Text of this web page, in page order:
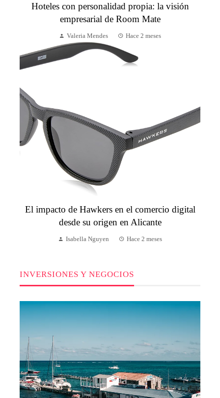
Hoteles con personalidad propia: la visión
empresarial de Room Mate
Valeria Mendes Hace 2 meses
El impacto de Hawkers en el comercio digital
desde su origen en Alicante
Isabella Nguyen Hace 2 meses
INVERSIONES Y NEGOCIOS